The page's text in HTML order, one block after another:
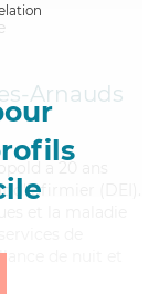
Arnauds
a 20 ans
d'infirmier (DEI).
de nuit et